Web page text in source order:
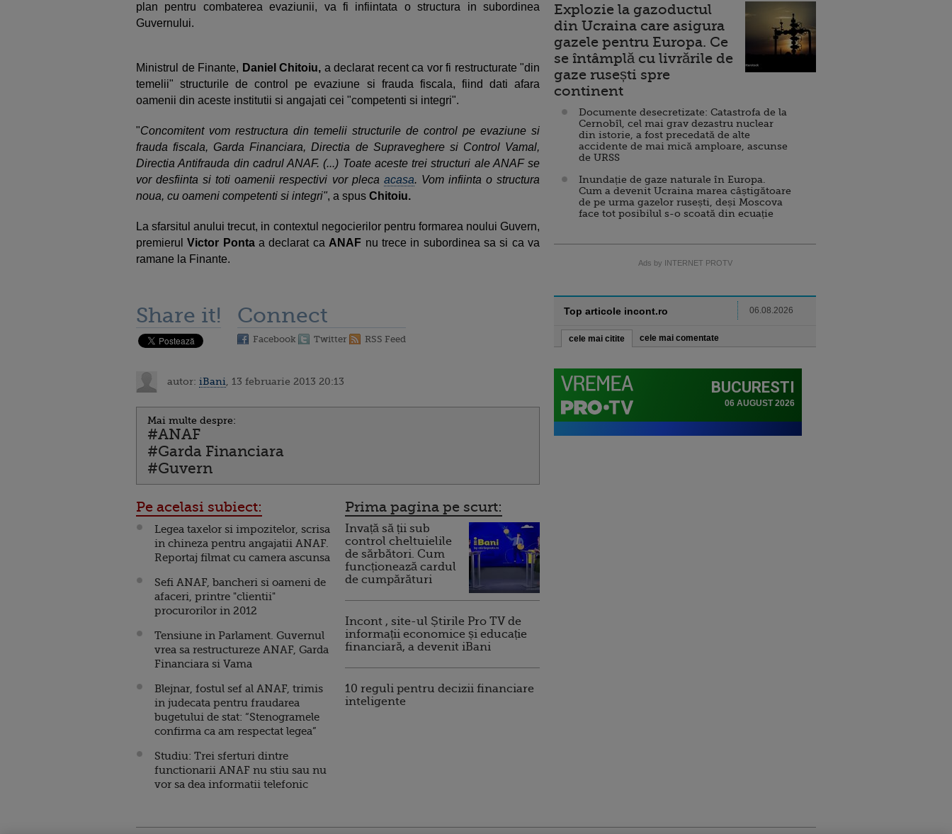
plan pentru combaterea evaziunii, va fi infiintata o structura in subordinea
Guvernului.
Ministrul de Finante, Daniel Chitoiu, a declarat recent ca vor fi restructurate "din
temelii" structurile de control pe evaziune si frauda fiscala, fiind dati afara
oamenii din aceste institutii si angajati cei "competenti si integri".
"Concomitent vom restructura din temelii structurile de control pe evaziune si
frauda fiscala, Garda Financiara, Directia de Supraveghere si Control Vamal,
Directia Antifrauda din cadrul ANAF. (...) Toate aceste trei structuri ale ANAF se
vor desfiinta si toti oamenii respectivi vor pleca acasa. Vom infiinta o structura
noua, cu oameni competenti si integri", a spus Chitoiu.
La sfarsitul anului trecut, in contextul negocierilor pentru formarea noului Guvern,
premierulVictor Pontaa declarat ca ANAF nu trece in subordinea sa si ca va
ramane la Finante.
Share it! Connect
Facebook Twitter RSS Feed
autor: iBani , 13 februarie 2013 20:13
Mai multe despre:
#ANAF
#Garda Financiara
#Guvern
Pe acelasi subiect:
Legea taxelor si impozitelor, scrisa
in chineza pentru angajatii ANAF.
Reportaj filmat cu camera ascunsa
Sefi ANAF, bancheri si oameni de
afaceri, printre "clientii"
procurorilor in 2012
Tensiune in Parlament. Guvernul
vrea sa restructureze ANAF, Garda
Financiara si Vama
Blejnar, fostul sef al ANAF, trimis
in judecata pentru fraudarea
bugetului de stat: “Stenogramele
confirma ca am respectat legea”
Studiu: Trei sferturi dintre
functionarii ANAF nu stiu sau nu
vor sa dea informatii telefonic
Prima pagina pe scurt:
Invață să ții sub
control cheltuielile
de sărbători. Cum
funcționează cardul
de cumpărături
Incont , site-ul Știrile Pro TV de
informații economice și educație
financiară, a devenit iBani
10 reguli pentru decizii financiare
inteligente
Explozie la gazoductul
din Ucraina care asigura
gazele pentru Europa. Ce
se întâmplă cu livrările de
gaze rusești spre
continent
Documente desecretizate: Catastrofa de la
Cernobîl, cel mai grav dezastru nuclear
din istorie, a fost precedată de alte
accidente de mai mică amploare, ascunse
de URSS
Inundație de gaze naturale în Europa.
Cum a devenit Ucraina marea câștigătoare
de pe urma gazelor rusești, deși Moscova
face tot posibilul s-o scoată din ecuație
Ads by INTERNET PROTV
Top articole incont.ro 06.08.2026
cele mai citite cele mai comentate